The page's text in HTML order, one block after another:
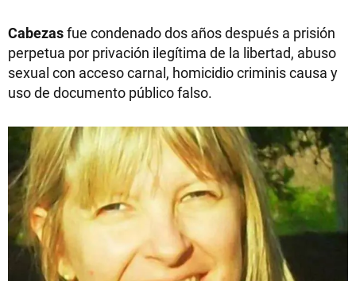
Cabezasfue condenado dos años después a prisión
perpetua por privación ilegítima de la libertad, abuso
sexual con acceso carnal, homicidio criminis causa y
uso de documento público falso.